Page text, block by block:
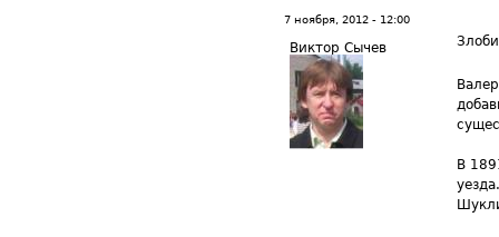
7 ноября, 2012 - 12:00
Виктор Сычев
В